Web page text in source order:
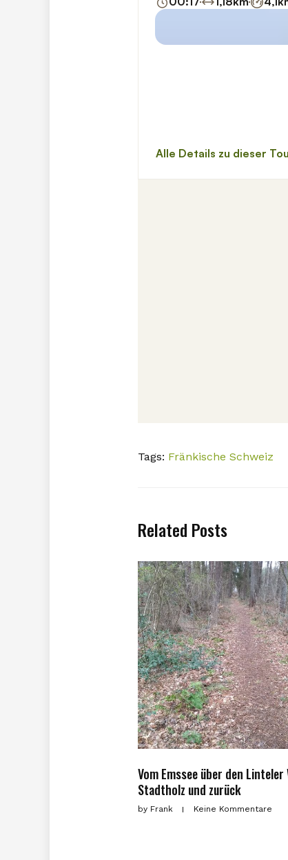
Tags: Fränkische Schweiz
Related Posts
Vom Emssee über den Linteler
Stadtholz und zurück
byFrank Keine Kommentare